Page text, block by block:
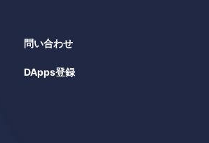
問い合わせ
DApps登録